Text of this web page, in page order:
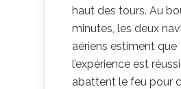
haut des tours. Au
minutes, les deux
aériens estiment que
l’expérience est
abattent le feu pour